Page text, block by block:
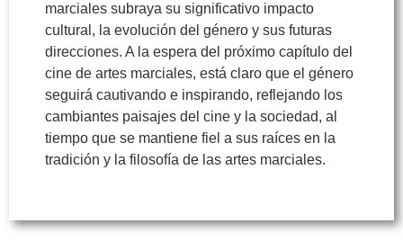
marciales subraya su significativo impacto
cultural, la evolución del género y sus futuras
direcciones. A la espera del próximo capítulo del
cine de artes marciales, está claro que el género
seguirá cautivando e inspirando, reflejando los
cambiantes paisajes del cine y la sociedad, al
tiempo que se mantiene fiel a sus raíces en la
tradición y la filosofía de las artes marciales.